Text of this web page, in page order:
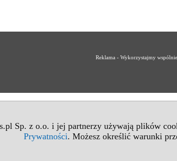
Sp. z o.o. i jej partnerzy używają plików
Prywatności. Możesz określić warunki
Reklama - Wykorzystajmy